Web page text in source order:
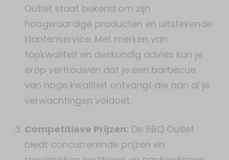
Outlet staat bekend om zijn
hoogwaardige producten en uitstekende
klantenservice. Met merken van
topkwaliteit en deskundig advies kun je
erop vertrouwen dat je een barbecue
van hoge kwaliteit ontvangt die aan al je
verwachtingen voldoet.
Competitieve Prijzen: De BBQ Outlet
biedt concurrerende prijzen en